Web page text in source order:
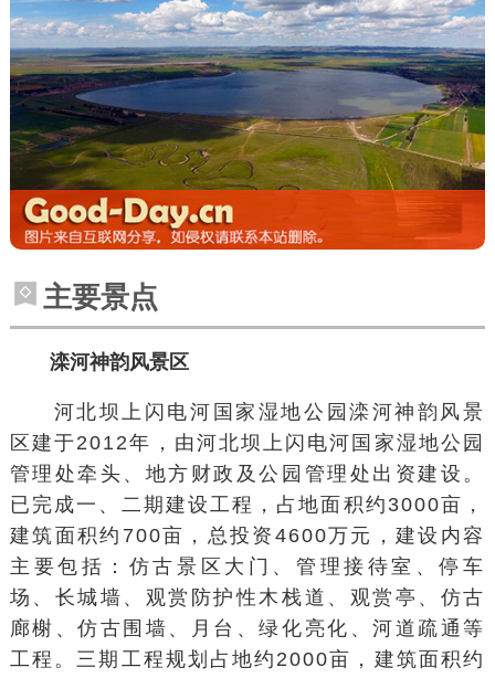
主要景点
滦河神韵风景区
河北坝上闪电河国家湿地公园滦河神韵风景
区建于2012年，由河北坝上闪电河国家湿地公园
管理处牵头、地方财政及公园管理处出资建设。
已完成一、二期建设工程，占地面积约3000亩，
建筑面积约700亩，总投资4600万元，建设内容
主要包括：仿古景区大门、管理接待室、停车
场、长城墙、观赏防护性木栈道、观赏亭、仿古
廊榭、仿古围墙、月台、绿化亮化、河道疏通等
工程。三期工程规划占地约2000亩，建筑面积约